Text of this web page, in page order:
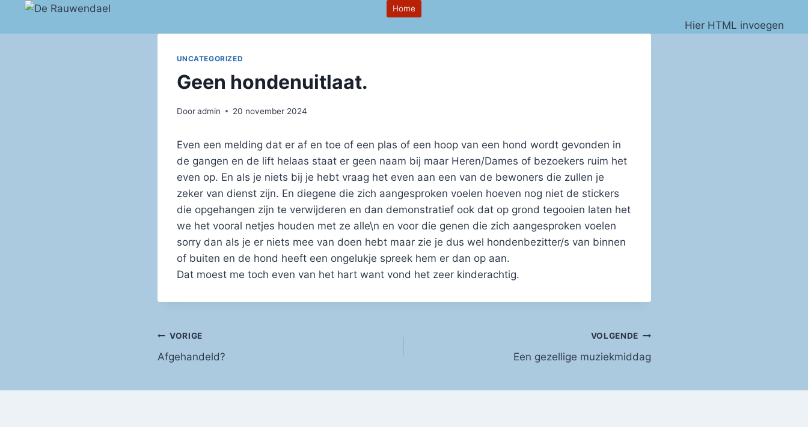
Doorgaan
Home
Hier HTML invoegen
UNCATEGORIZED
Geen hondenuitlaat.
Door admin 20 november 2024
Even een melding dat er af en toe of een plas of een hoop van een hond wordt gevonden in
de gangen en de lift helaas staat er geen naam bij maar Heren/Dames of bezoekers ruim het
even op. En als je niets bij je hebt vraag het even aan een van de bewoners die zullen je
zeker van dienst zijn. En diegene die zich aangesproken voelen hoeven nog niet de stickers
die opgehangen zijn te verwijderen en dan demonstratief ook dat op grond tegooien laten het
we het vooral netjes houden met ze alle\n en voor die genen die zich aangesproken voelen
sorry dan als je er niets mee van doen hebt maar zie je dus wel hondenbezitter/s van binnen
of buiten en de hond heeft een ongelukje spreek hem er dan op aan.
Dat moest me toch even van het hart want vond het zeer kinderachtig.
Bericht
navigatie
VORIGE
Afgehandeld?
VOLGENDE
Een gezellige muziekmiddag